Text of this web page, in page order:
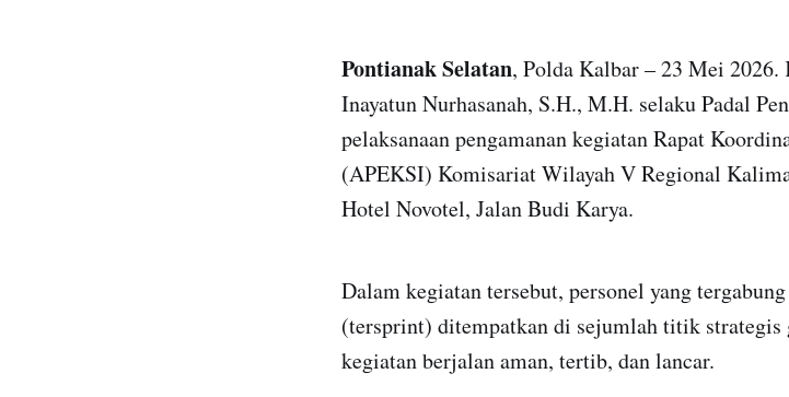
Pontianak Selatan, Polda Kalbar – 23 Mei
Inayatun Nurhasanah, S.H., M.H. selaku Padal
pelaksanaan pengamanan kegiatan Rapat
(APEKSI) Komisariat Wilayah V Regional
Hotel Novotel, Jalan Budi Karya.
Dalam kegiatan tersebut, personel yang
(tersprint) ditempatkan di sejumlah titik strategis
kegiatan berjalan aman, tertib, dan lancar.